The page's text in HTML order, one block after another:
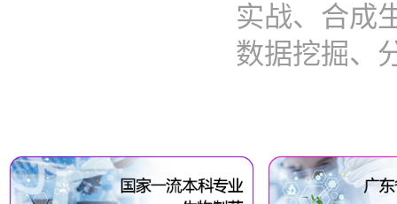
实战、合成
数据挖掘、